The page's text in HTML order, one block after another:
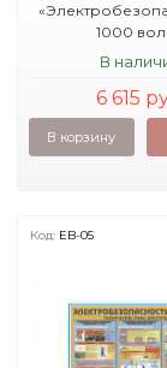
1000
В
6 615
В корзину
Код: EB-05